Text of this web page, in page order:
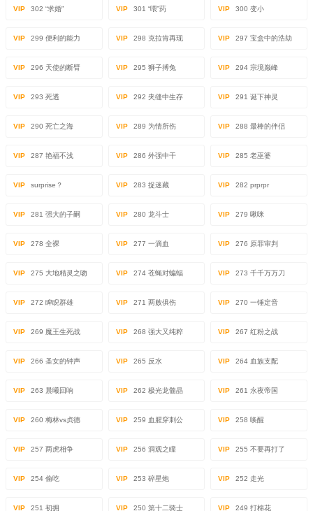
VIP 302 “求婚” VIP 301 “喂”药 VIP 300 变小
VIP 299 便利的能力 VIP 298 克拉肯再现 VIP 297 宝盒中的浩劫
VIP 296 天使的断臂 VIP 295 狮子搏兔 VIP 294 宗境巅峰
VIP 293 死透 VIP 292 夹缝中生存 VIP 291 诞下神灵
VIP 290 死亡之海 VIP 289 为情所伤 VIP 288 最棒的伴侣
VIP 287 艳福不浅 VIP 286 外强中干 VIP 285 老巫婆
VIP surprise？ VIP 283 捉迷藏 VIP 282 prprpr
VIP 281 强大的子嗣 VIP 280 龙斗士 VIP 279 啾咪
VIP 278 全裸 VIP 277 一滴血 VIP 276 原罪审判
VIP 275 大地精灵之吻 VIP 274 苍蝇对蝙蝠 VIP 273 千千万万刀
VIP 272 睥睨群雄 VIP 271 两败俱伤 VIP 270 一锤定音
VIP 269 魔王生死战 VIP 268 强大又纯粹 VIP 267 红粉之战
VIP 266 圣女的钟声 VIP 265 反水 VIP 264 血族支配
VIP 263 晨曦回响 VIP 262 极光龙髓晶 VIP 261 永夜帝国
VIP 260 梅林vs贞德 VIP 259 血腥穿刺公 VIP 258 唤醒
VIP 257 两虎相争 VIP 256 洞观之瞳 VIP 255 不要再打了
VIP 254 偷吃 VIP 253 碎星炮 VIP 252 走光
VIP 251 初拥 VIP 250 第十二骑士 VIP 249 打棉花